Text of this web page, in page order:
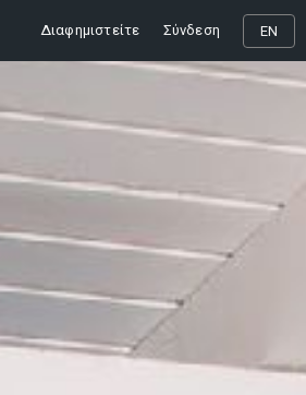
Διαφημιστείτε Σύνδεση EN